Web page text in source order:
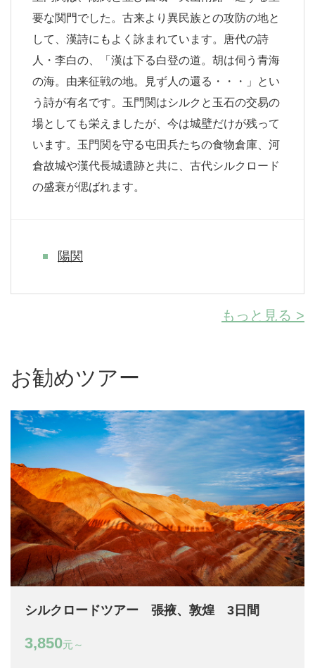
要な関門でした。古来より異民族との攻防の地と
して、漢詩にもよく詠まれています。唐代の詩
人・李白の、「漢は下る白登の道。胡は伺う青海
の海。由来征戦の地。見ず人の還る・・・」とい
う詩が有名です。玉門関はシルクと玉石の交易の
場としても栄えましたが、今は城壁だけが残って
います。玉門関を守る屯田兵たちの食物倉庫、河
倉故城や漢代長城遺跡と共に、古代シルクロード
の盛衰が偲ばれます。
陽関
もっと見る >
お勧めツアー
シルクロードツアー 張掖、敦煌 3日間
3,850元～